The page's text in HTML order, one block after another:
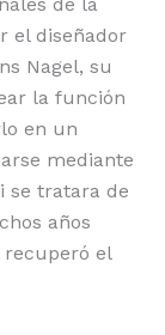
el diseñador
Nagel, su
la función
en un
mediante
se tratara de
años
recuperó el